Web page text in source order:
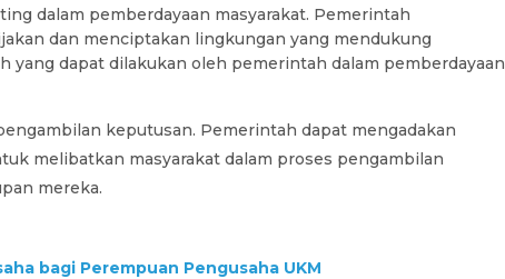
dalam pemberdayaan masyarakat. Pemerintah
dan menciptakan lingkungan yang mendukung
yang dapat dilakukan oleh pemerintah dalam pemberdayaan
keputusan. Pemerintah dapat mengadakan
melibatkan masyarakat dalam proses pengambilan
mereka.
bagi Perempuan Pengusaha UKM